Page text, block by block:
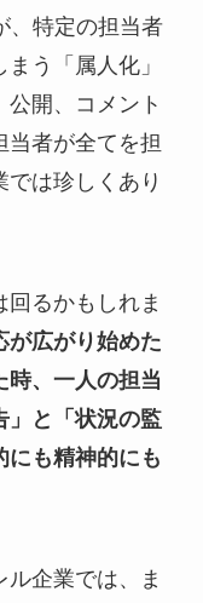
、特定の担当者
う「属人化」
開、コメント
当者が全てを担
は珍しくあり
るかもしれま
が広がり始めた
時、一人の担当
」と「状況の監
にも精神的にも
企業では、ま